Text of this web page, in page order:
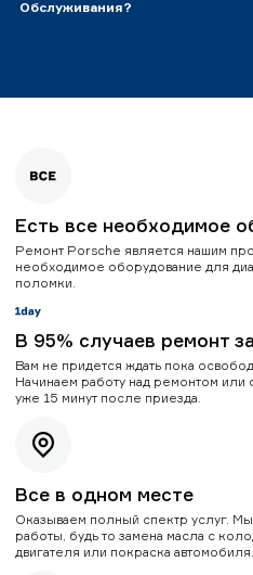
Обслуживания?
Есть все необходимое
Ремонт Porsche является нашим
необходимое оборудование для
поломки.
В 95% случаев ремонт
Вам не придется ждать пока
Начинаем работу над ремонтом
уже 15 минут после приезда.
Все в одном месте
Оказываем полный спектр услуг.
работы, будь то замена масла с
двигателя или покраска автомобиля.